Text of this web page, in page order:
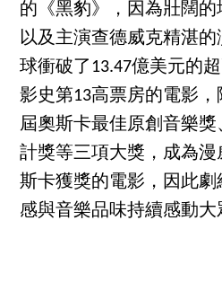
的《黑豹》，因為壯闊的
以及主演查德威克精湛
球衝破了13.47億美元的
影史第13高票房的電影
屆奧斯卡最佳原創音樂
計獎等三項大獎，成為
斯卡獲獎的電影，因此
感與音樂品味持續感動大